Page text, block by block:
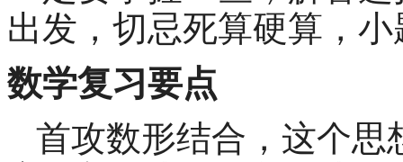
出发，切忌死算硬算，
数学复习要点
首攻数形结合，这个思